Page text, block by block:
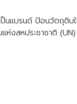
นแบรนด์ ป้อนวัตถุดิบ
ห่งสหประชาชาติ